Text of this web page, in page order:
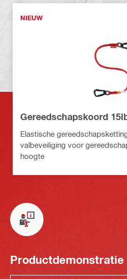
NIEUW
Gereedschapskoord
Elastische
valbeveiliging voor
hoogte
Productdemonstratie